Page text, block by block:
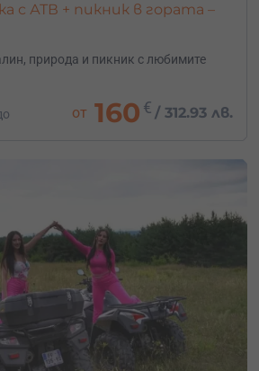
с АТВ + пикник в гората –
природа и пикник с любимите
от 160 € / 312.93 лв.